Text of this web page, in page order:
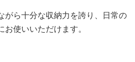
がら十分な収納力を誇り、日常の
使いいただけます。